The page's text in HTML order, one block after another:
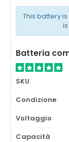
This battery
Batteria
SKU
Condizione
Voltaggio
Capacità